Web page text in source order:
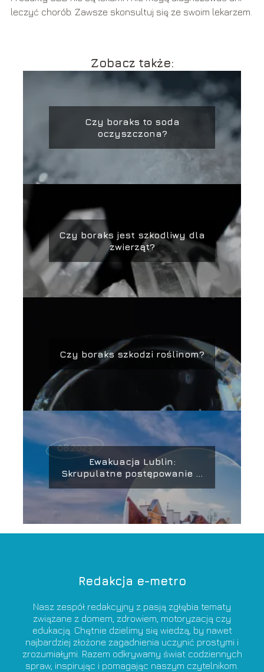
leczyć chorób. Zawsze skonsultuj się ze swoim lekarzem.
Zobacz także:
Czy boraks to soda
oczyszczona?
Czy boraks jest szkodliwy dla
zwierząt?
Czy boraks szkodzi roślinom?
Ewakuacja Lublin:
Skrupulatne postępowanie w
obliczu zagrożenia
Redakcja e-metro
Nasz zespół redakcyjny z pasją zgłębia tematy
związane z domem, zdrowiem, motoryzacją czy
edukacją. Chętnie dzielimy się wiedzą, by nawet
najbardziej złożone zagadnienia uczynić prostymi i
zrozumiałymi. Razem odkrywamy świat codziennych
spraw, inspirując i pomagając naszym czytelnikom.